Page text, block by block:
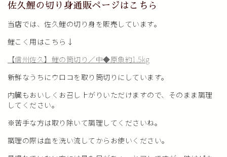
佐久鯉の切り身通販ページはこちら
当店では、佐久鯉の切り身を販売しています。
鯉こく用はこちら↓
【信州佐久】鯉の筒切り／中◆原魚約1.5kg
新鮮なうちにウロコを取り筒切りにしています。
内臓もおいしくお召し上がりいただけますので、そのまま調理
してください。
※苦手な方は取り除いて調理してくださいね。
調理の際は血を洗い流してからお使いください。